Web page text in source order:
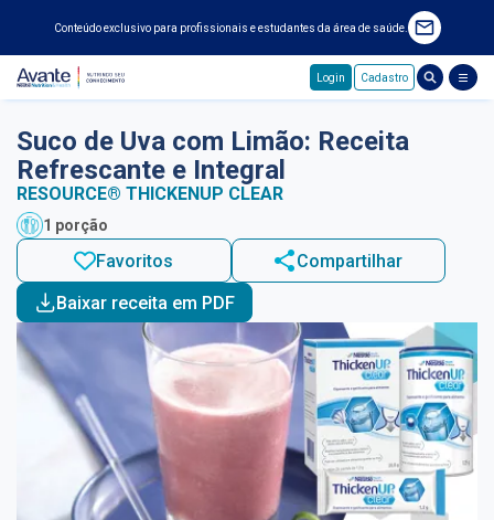
Conteúdo exclusivo para profissionais e estudantes da área de saúde.
Login Cadastro
Suco de Uva com Limão: Receita
Refrescante e Integral
RESOURCE® THICKENUP CLEAR
1 porção
Favoritos
Compartilhar
Baixar receita em PDF